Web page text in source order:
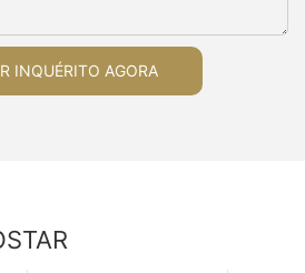
INQUÉRITO AGORA